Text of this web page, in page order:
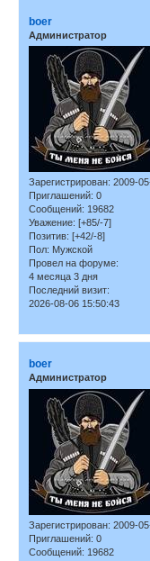
boer
Администратор
Зарегистрирован: 2009-
Приглашений: 0
Сообщений: 19682
Уважение: [+85/-7]
Позитив: [+42/-8]
Пол: Мужской
Провел на форуме:
4 месяца 3 дня
Последний визит:
2026-08-06 15:50:43
boer
Администратор
Зарегистрирован: 2009-
Приглашений: 0
Сообщений: 19682